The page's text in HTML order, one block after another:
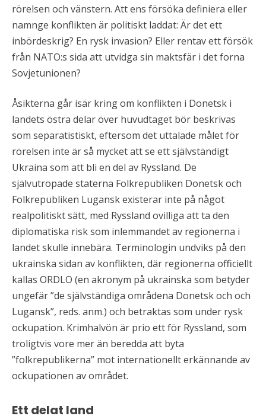
rörelsen och vänstern. Att ens försöka definiera eller
namnge konflikten är politiskt laddat: Är det ett
inbördeskrig? En rysk invasion? Eller rentav ett försök
från NATO:s sida att utvidga sin maktsfär i det forna
Sovjetunionen?
Åsikterna går isär kring om konflikten i Donetsk i
landets östra delar över huvudtaget bör beskrivas
som separatistiskt, eftersom det uttalade målet för
rörelsen inte är så mycket att se ett självständigt
Ukraina som att bli en del av Ryssland. De
självutropade staterna Folkrepubliken Donetsk och
Folkrepubliken Lugansk existerar inte på något
realpolitiskt sätt, med Ryssland ovilliga att ta den
diplomatiska risk som inlemmandet av regionerna i
landet skulle innebära. Terminologin undviks på den
ukrainska sidan av konflikten, där regionerna officiellt
kallas ORDLO (en akronym på ukrainska som betyder
ungefär ”de självständiga områdena Donetsk och och
Lugansk”, reds. anm.) och betraktas som under rysk
ockupation. Krimhalvön är prio ett för Ryssland, som
troligtvis vore mer än beredda att byta
”folkrepublikerna” mot internationellt erkännande av
ockupationen av området.
Ett delat land